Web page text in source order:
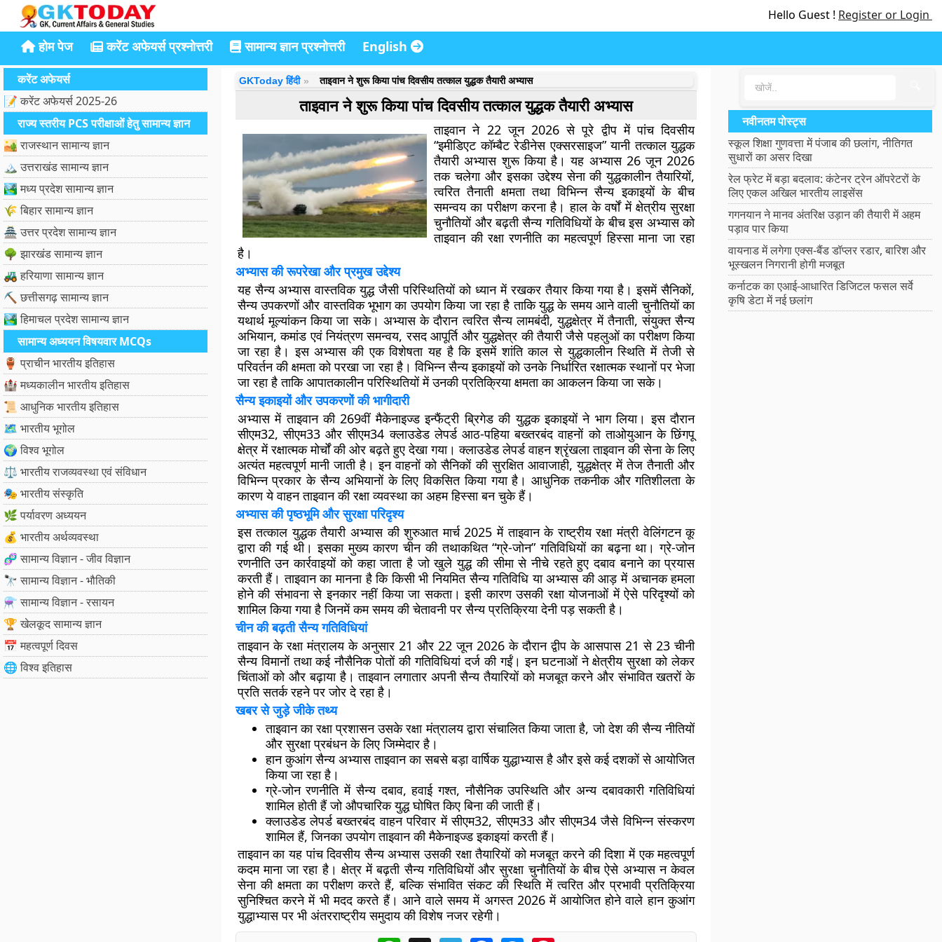
Hello Guest ! Register or Login
होम पेज करेंट अफेयर्स प्रश्नोत्तरी सामान्य ज्ञान प्रश्नोत्तरी English
करेंट अफेयर्स
📝 करेंट अफेयर्स 2025-26
राज्य स्तरीय PCS परीक्षाओं हेतु सामान्य ज्ञान
🏜️ राजस्थान सामान्य ज्ञान
🏔️ उत्तराखंड सामान्य ज्ञान
🏞️ मध्य प्रदेश सामान्य ज्ञान
🌾 बिहार सामान्य ज्ञान
🏯 उत्तर प्रदेश सामान्य ज्ञान
🌳 झारखंड सामान्य ज्ञान
🚜 हरियाणा सामान्य ज्ञान
⛏️ छत्तीसगढ़ सामान्य ज्ञान
🏞️ हिमाचल प्रदेश सामान्य ज्ञान
सामान्य अध्ययन विषयवार MCQs
🏺 प्राचीन भारतीय इतिहास
🏰 मध्यकालीन भारतीय इतिहास
📜 आधुनिक भारतीय इतिहास
🗺️ भारतीय भूगोल
🌍 विश्व भूगोल
⚖️ भारतीय राजव्यवस्था एवं संविधान
🎭 भारतीय संस्कृति
🌿 पर्यावरण अध्ययन
💰 भारतीय अर्थव्यवस्था
🧬 सामान्य विज्ञान - जीव विज्ञान
🔭 सामान्य विज्ञान - भौतिकी
⚗️ सामान्य विज्ञान - रसायन
🏆 खेलकूद सामान्य ज्ञान
📅 महत्वपूर्ण दिवस
🌐 विश्व इतिहास
GKToday हिंदी ताइवान ने शुरू किया पांच दिवसीय तत्काल युद्धक तैयारी अभ्यास
ताइवान ने शुरू किया पांच दिवसीय तत्काल युद्धक तैयारी अभ्यास
ताइवान ने 22 जून 2026 से पूरे द्वीप में पांच दिवसीय
“इमीडिएट कॉम्बैट रेडीनेस एक्सरसाइज” यानी तत्काल युद्धक
तैयारी अभ्यास शुरू किया है। यह अभ्यास 26 जून 2026
तक चलेगा और इसका उद्देश्य सेना की युद्धकालीन तैयारियों,
त्वरित तैनाती क्षमता तथा विभिन्न सैन्य इकाइयों के बीच
समन्वय का परीक्षण करना है। हाल के वर्षों में क्षेत्रीय सुरक्षा
चुनौतियों और बढ़ती सैन्य गतिविधियों के बीच इस अभ्यास को
ताइवान की रक्षा रणनीति का महत्वपूर्ण हिस्सा माना जा रहा
है।
अभ्यास की रूपरेखा और प्रमुख उद्देश्य
यह सैन्य अभ्यास वास्तविक युद्ध जैसी परिस्थितियों को ध्यान में रखकर तैयार किया गया है। इसमें सैनिकों,
सैन्य उपकरणों और वास्तविक भूभाग का उपयोग किया जा रहा है ताकि युद्ध के समय आने वाली चुनौतियों का
यथार्थ मूल्यांकन किया जा सके। अभ्यास के दौरान त्वरित सैन्य लामबंदी, युद्धक्षेत्र में तैनाती, संयुक्त सैन्य
अभियान, कमांड एवं नियंत्रण समन्वय, रसद आपूर्ति और युद्धक्षेत्र की तैयारी जैसे पहलुओं का परीक्षण किया
जा रहा है। इस अभ्यास की एक विशेषता यह है कि इसमें शांति काल से युद्धकालीन स्थिति में तेजी से
परिवर्तन की क्षमता को परखा जा रहा है। विभिन्न सैन्य इकाइयों को उनके निर्धारित रक्षात्मक स्थानों पर भेजा
जा रहा है ताकि आपातकालीन परिस्थितियों में उनकी प्रतिक्रिया क्षमता का आकलन किया जा सके।
सैन्य इकाइयों और उपकरणों की भागीदारी
अभ्यास में ताइवान की 269वीं मैकेनाइज्ड इन्फैंट्री ब्रिगेड की युद्धक इकाइयों ने भाग लिया। इस दौरान
सीएम32, सीएम33 और सीएम34 क्लाउडेड लेपर्ड आठ-पहिया बख्तरबंद वाहनों को ताओयुआन के छिंगपू
क्षेत्र में रक्षात्मक मोर्चों की ओर बढ़ते हुए देखा गया। क्लाउडेड लेपर्ड वाहन श्रृंखला ताइवान की सेना के लिए
अत्यंत महत्वपूर्ण मानी जाती है। इन वाहनों को सैनिकों की सुरक्षित आवाजाही, युद्धक्षेत्र में तेज तैनाती और
विभिन्न प्रकार के सैन्य अभियानों के लिए विकसित किया गया है। आधुनिक तकनीक और गतिशीलता के
कारण ये वाहन ताइवान की रक्षा व्यवस्था का अहम हिस्सा बन चुके हैं।
अभ्यास की पृष्ठभूमि और सुरक्षा परिदृश्य
इस तत्काल युद्धक तैयारी अभ्यास की शुरुआत मार्च 2025 में ताइवान के राष्ट्रीय रक्षा मंत्री वेलिंगटन कू
द्वारा की गई थी। इसका मुख्य कारण चीन की तथाकथित “ग्रे-जोन” गतिविधियों का बढ़ना था। ग्रे-जोन
रणनीति उन कार्रवाइयों को कहा जाता है जो खुले युद्ध की सीमा से नीचे रहते हुए दबाव बनाने का प्रयास
करती हैं। ताइवान का मानना है कि किसी भी नियमित सैन्य गतिविधि या अभ्यास की आड़ में अचानक हमला
होने की संभावना से इनकार नहीं किया जा सकता। इसी कारण उसकी रक्षा योजनाओं में ऐसे परिदृश्यों को
शामिल किया गया है जिनमें कम समय की चेतावनी पर सैन्य प्रतिक्रिया देनी पड़ सकती है।
चीन की बढ़ती सैन्य गतिविधियां
ताइवान के रक्षा मंत्रालय के अनुसार 21 और 22 जून 2026 के दौरान द्वीप के आसपास 21 से 23 चीनी
सैन्य विमानों तथा कई नौसैनिक पोतों की गतिविधियां दर्ज की गईं। इन घटनाओं ने क्षेत्रीय सुरक्षा को लेकर
चिंताओं को और बढ़ाया है। ताइवान लगातार अपनी सैन्य तैयारियों को मजबूत करने और संभावित खतरों के
प्रति सतर्क रहने पर जोर दे रहा है।
खबर से जुड़े जीके तथ्य
ताइवान का रक्षा प्रशासन उसके रक्षा मंत्रालय द्वारा संचालित किया जाता है, जो देश की सैन्य नीतियों
और सुरक्षा प्रबंधन के लिए जिम्मेदार है।
हान कुआंग सैन्य अभ्यास ताइवान का सबसे बड़ा वार्षिक युद्धाभ्यास है और इसे कई दशकों से आयोजित
किया जा रहा है।
ग्रे-जोन रणनीति में सैन्य दबाव, हवाई गश्त, नौसैनिक उपस्थिति और अन्य दबावकारी गतिविधियां
शामिल होती हैं जो औपचारिक युद्ध घोषित किए बिना की जाती हैं।
क्लाउडेड लेपर्ड बख्तरबंद वाहन परिवार में सीएम32, सीएम33 और सीएम34 जैसे विभिन्न संस्करण
शामिल हैं, जिनका उपयोग ताइवान की मैकेनाइज्ड इकाइयां करती हैं।
ताइवान का यह पांच दिवसीय सैन्य अभ्यास उसकी रक्षा तैयारियों को मजबूत करने की दिशा में एक महत्वपूर्ण
कदम माना जा रहा है। क्षेत्र में बढ़ती सैन्य गतिविधियों और सुरक्षा चुनौतियों के बीच ऐसे अभ्यास न केवल
सेना की क्षमता का परीक्षण करते हैं, बल्कि संभावित संकट की स्थिति में त्वरित और प्रभावी प्रतिक्रिया
सुनिश्चित करने में भी मदद करते हैं। आने वाले समय में अगस्त 2026 में आयोजित होने वाले हान कुआंग
युद्धाभ्यास पर भी अंतरराष्ट्रीय समुदाय की विशेष नजर रहेगी।
नवीनतम पोस्ट्स
स्कूल शिक्षा गुणवत्ता में पंजाब की छलांग, नीतिगत
सुधारों का असर दिखा
रेल फ्रेट में बड़ा बदलाव: कंटेनर ट्रेन ऑपरेटरों के
लिए एकल अखिल भारतीय लाइसेंस
गगनयान ने मानव अंतरिक्ष उड़ान की तैयारी में अहम
पड़ाव पार किया
वायनाड में लगेगा एक्स-बैंड डॉप्लर रडार, बारिश और
भूस्खलन निगरानी होगी मजबूत
कर्नाटक का एआई-आधारित डिजिटल फसल सर्वे
कृषि डेटा में नई छलांग